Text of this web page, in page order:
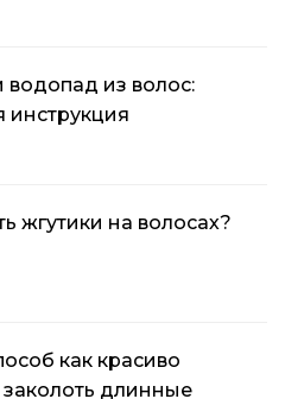
водопад из волос:
инструкция
жгутики на волосах?
как красиво
длинные